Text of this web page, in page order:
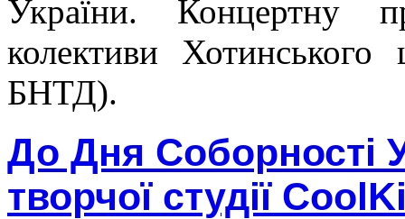
України. Концертну
колективи
БНТД).
До Дня Соборності
творчої студії